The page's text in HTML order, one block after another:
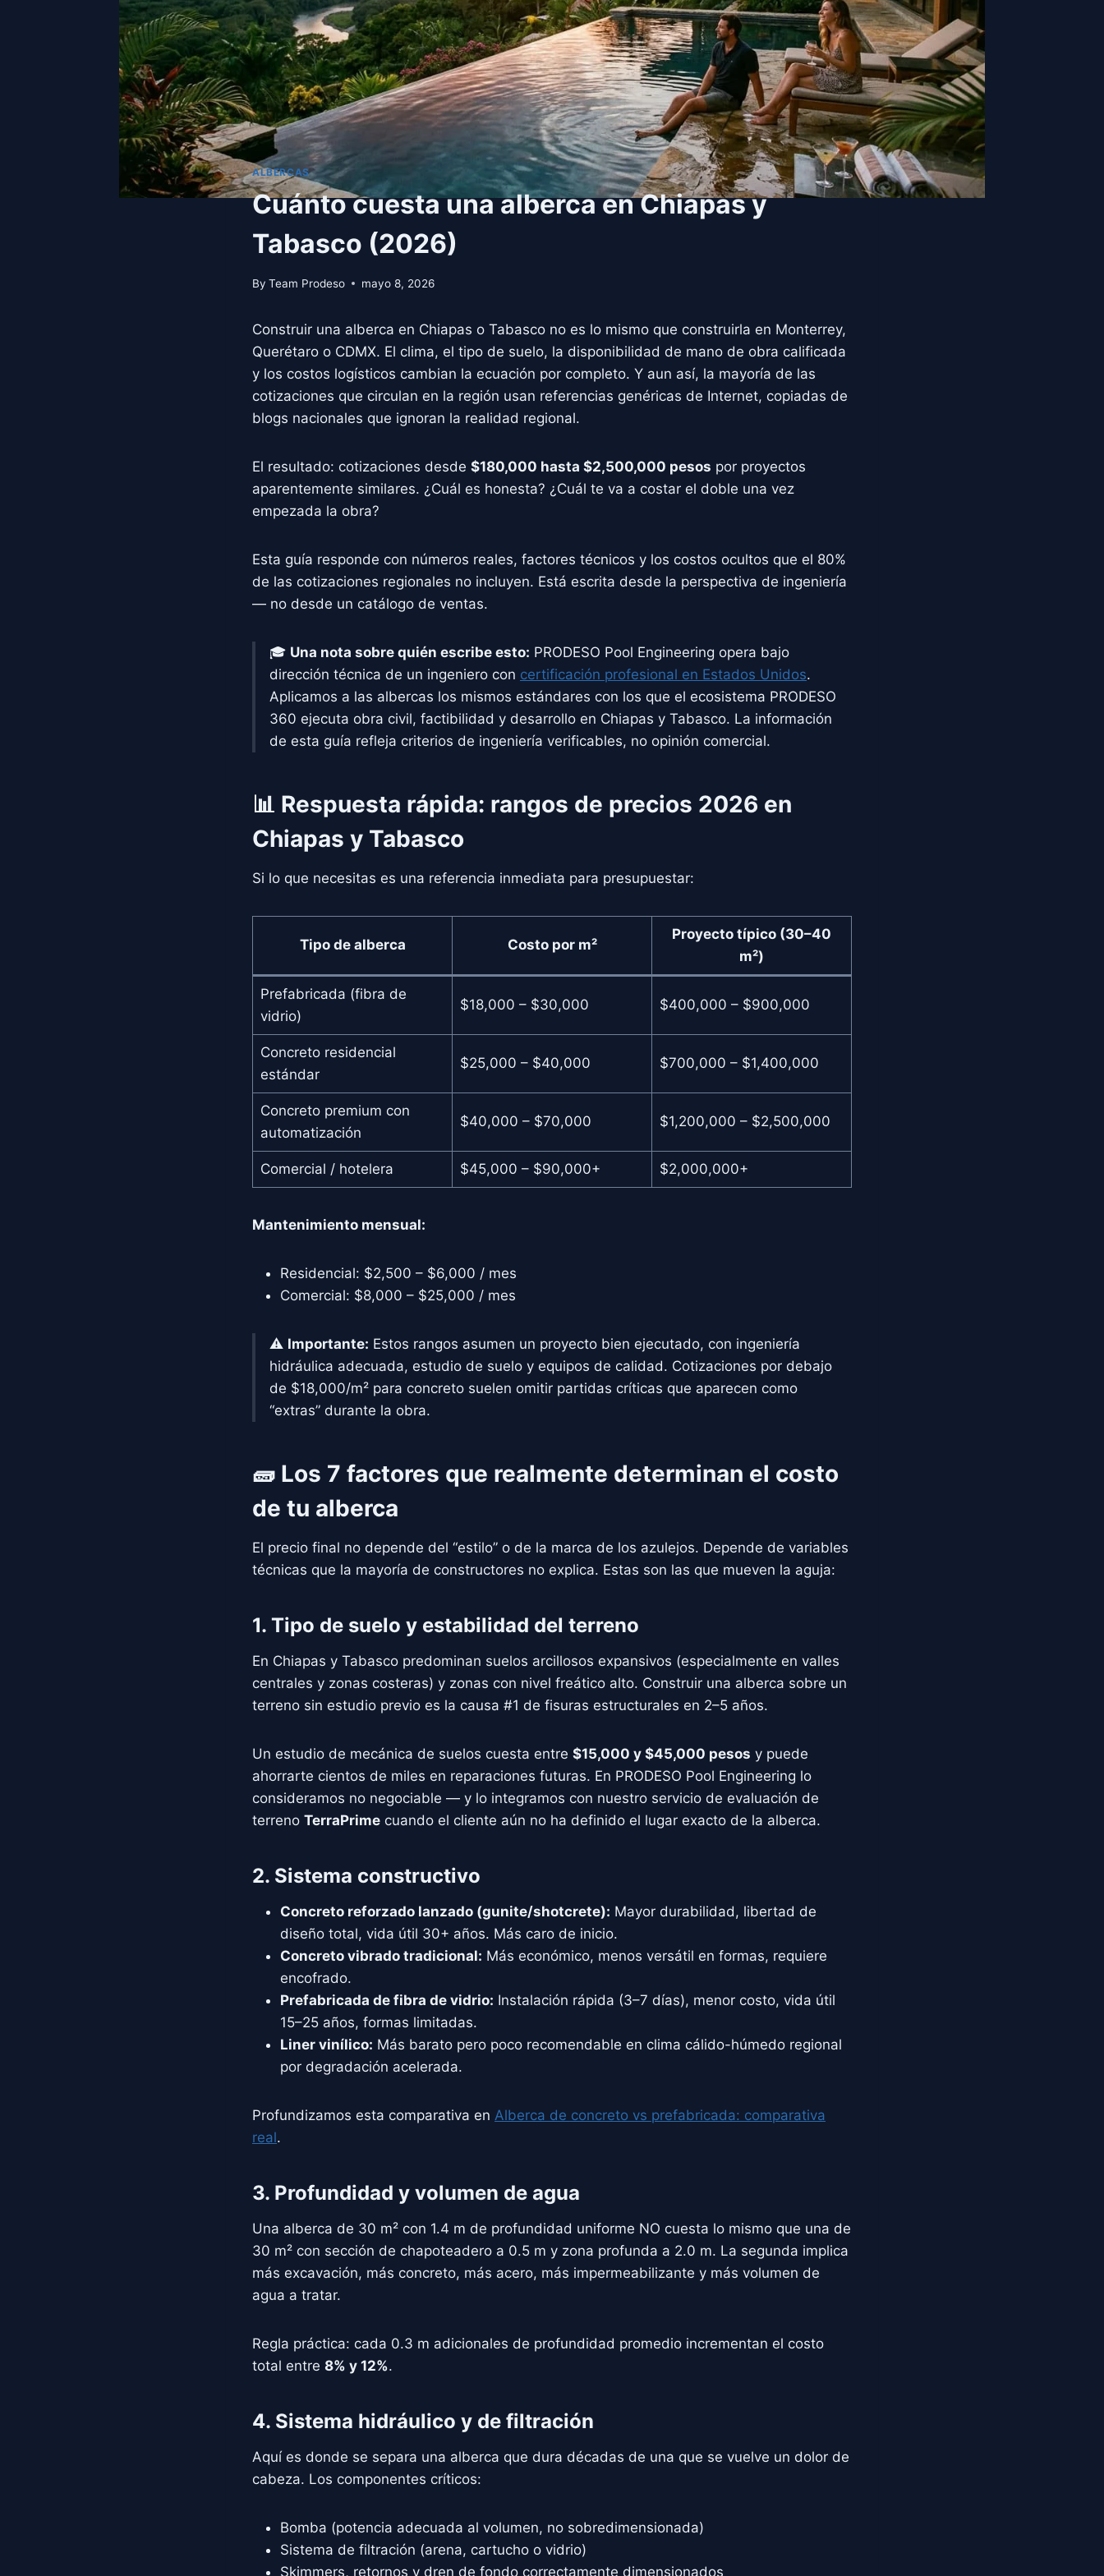
ALBERCAS
Cuánto cuesta una alberca en Chiapas y
Tabasco (2026)
By Team Prodeso mayo 8, 2026
Construir una alberca en Chiapas o Tabasco no es lo mismo que construirla en Monterrey,
Querétaro o CDMX. El clima, el tipo de suelo, la disponibilidad de mano de obra calificada
y los costos logísticos cambian la ecuación por completo. Y aun así, la mayoría de las
cotizaciones que circulan en la región usan referencias genéricas de Internet, copiadas de
blogs nacionales que ignoran la realidad regional.
El resultado: cotizaciones desde $180,000 hasta $2,500,000 pesos por proyectos
aparentemente similares. ¿Cuál es honesta? ¿Cuál te va a costar el doble una vez
empezada la obra?
Esta guía responde con números reales, factores técnicos y los costos ocultos que el 80%
de las cotizaciones regionales no incluyen. Está escrita desde la perspectiva de ingeniería
— no desde un catálogo de ventas.
🎓 Una nota sobre quién escribe esto: PRODESO Pool Engineering opera bajo
dirección técnica de un ingeniero con certificación profesional en Estados Unidos.
Aplicamos a las albercas los mismos estándares con los que el ecosistema PRODESO
360 ejecuta obra civil, factibilidad y desarrollo en Chiapas y Tabasco. La información
de esta guía refleja criterios de ingeniería verificables, no opinión comercial.
📊 Respuesta rápida: rangos de precios 2026 en
Chiapas y Tabasco
Si lo que necesitas es una referencia inmediata para presupuestar:
Tipo de alberca Costo por m²
Proyecto típico (30–40
m²)
Prefabricada (fibra de
vidrio)
$18,000 – $30,000 $400,000 – $900,000
Concreto residencial
estándar
$25,000 – $40,000 $700,000 – $1,400,000
Concreto premium con
automatización
$40,000 – $70,000 $1,200,000 – $2,500,000
Comercial / hotelera $45,000 – $90,000+ $2,000,000+
Mantenimiento mensual:
Residencial: $2,500 – $6,000 / mes
Comercial: $8,000 – $25,000 / mes
⚠️ Importante: Estos rangos asumen un proyecto bien ejecutado, con ingeniería
hidráulica adecuada, estudio de suelo y equipos de calidad. Cotizaciones por debajo
de $18,000/m² para concreto suelen omitir partidas críticas que aparecen como
“extras” durante la obra.
🧱 Los 7 factores que realmente determinan el costo
de tu alberca
El precio final no depende del “estilo” o de la marca de los azulejos. Depende de variables
técnicas que la mayoría de constructores no explica. Estas son las que mueven la aguja:
1. Tipo de suelo y estabilidad del terreno
En Chiapas y Tabasco predominan suelos arcillosos expansivos (especialmente en valles
centrales y zonas costeras) y zonas con nivel freático alto. Construir una alberca sobre un
terreno sin estudio previo es la causa #1 de fisuras estructurales en 2–5 años.
Un estudio de mecánica de suelos cuesta entre $15,000 y $45,000 pesos y puede
ahorrarte cientos de miles en reparaciones futuras. En PRODESO Pool Engineering lo
consideramos no negociable — y lo integramos con nuestro servicio de evaluación de
terreno TerraPrime cuando el cliente aún no ha definido el lugar exacto de la alberca.
2. Sistema constructivo
Concreto reforzado lanzado (gunite/shotcrete): Mayor durabilidad, libertad de
diseño total, vida útil 30+ años. Más caro de inicio.
Concreto vibrado tradicional: Más económico, menos versátil en formas, requiere
encofrado.
Prefabricada de fibra de vidrio: Instalación rápida (3–7 días), menor costo, vida útil
15–25 años, formas limitadas.
Liner vinílico: Más barato pero poco recomendable en clima cálido-húmedo regional
por degradación acelerada.
Profundizamos esta comparativa en Alberca de concreto vs prefabricada: comparativa
real.
3. Profundidad y volumen de agua
Una alberca de 30 m² con 1.4 m de profundidad uniforme NO cuesta lo mismo que una de
30 m² con sección de chapoteadero a 0.5 m y zona profunda a 2.0 m. La segunda implica
más excavación, más concreto, más acero, más impermeabilizante y más volumen de
agua a tratar.
Regla práctica: cada 0.3 m adicionales de profundidad promedio incrementan el costo
total entre 8% y 12%.
4. Sistema hidráulico y de filtración
Aquí es donde se separa una alberca que dura décadas de una que se vuelve un dolor de
cabeza. Los componentes críticos:
Bomba (potencia adecuada al volumen, no sobredimensionada)
Sistema de filtración (arena, cartucho o vidrio)
Skimmers, retornos y dren de fondo correctamente dimensionados